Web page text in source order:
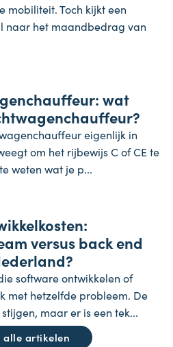
mobiliteit. Toch kijkt een
naar het maandbedrag van
wat
eigenlijk in
om het rijbewijs C of CE te
weten wat je p...
versus back end
software ontwikkelen of
met hetzelfde probleem. De
maar er is een tek...
alle artikelen